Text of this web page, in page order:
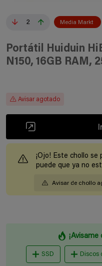
2 Media Markt
Portátil Huiduin
N150, 16GB RAM,
Avisar agotado
¡Ojo! Este chollo se
puede que ya no
Avisar de chollo
SSD Discos